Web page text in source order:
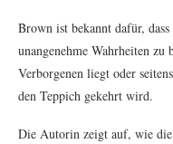
Brown ist bekannt dafür,
unangenehme Wahrheiten
Verborgenen liegt oder
den Teppich gekehrt wird.
Die Autorin zeigt auf, wie